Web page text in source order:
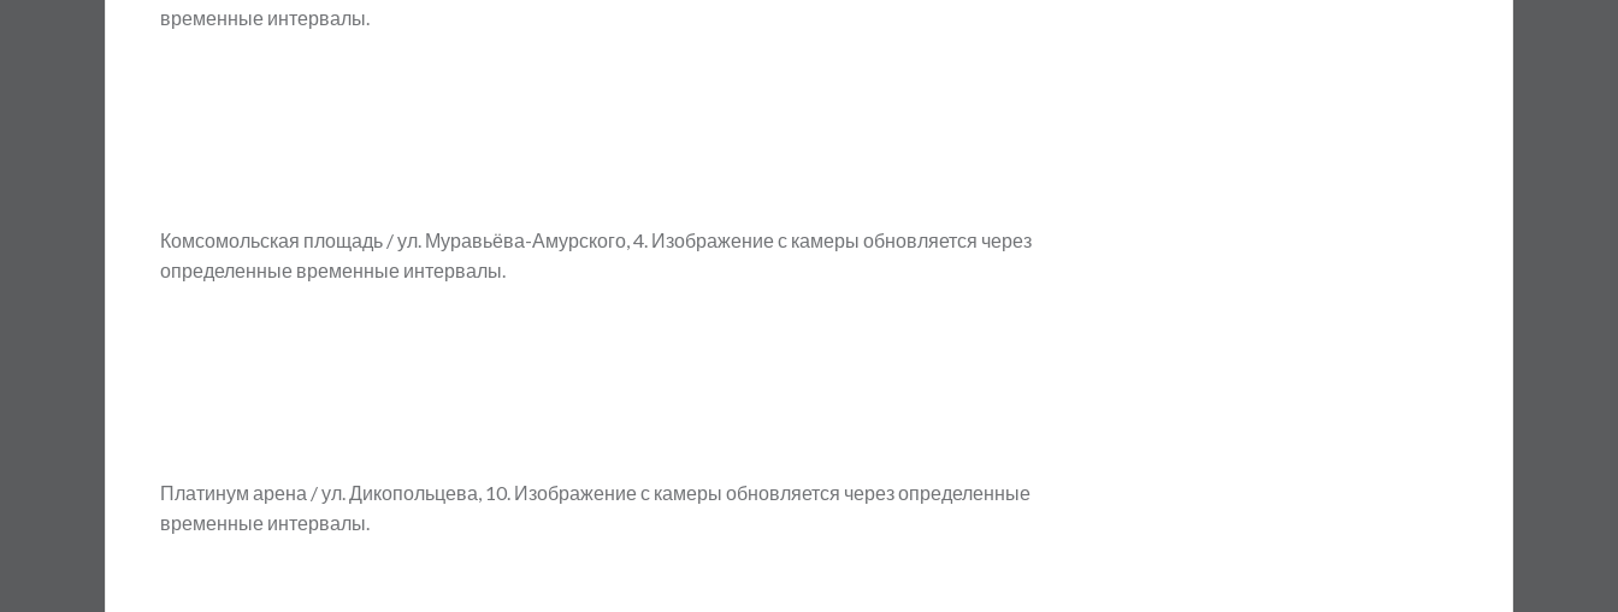
временные интервалы.
Комсомольская площадь / ул. Муравьёва-Амурского, 4. Изображение с камеры обновляется через
определенные временные интервалы.
Платинум арена / ул. Дикопольцева, 10. Изображение с камеры обновляется через определенные
временные интервалы.